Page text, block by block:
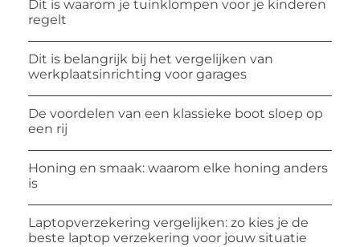
Dit is waarom je tuinklompen voor je kinderen
regelt
Dit is belangrijk bij het vergelijken van
werkplaatsinrichting voor garages
De voordelen van een klassieke boot sloep op
een rij
Honing en smaak: waarom elke honing anders
is
Laptopverzekering vergelijken: zo kies je de
beste laptop verzekering voor jouw situatie